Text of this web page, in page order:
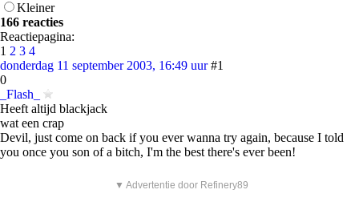
Kleiner
166 reacties
Reactiepagina:
1 2 3 4
donderdag 11 september 2003, 16:49 uur #1
0
_Flash_
Heeft altijd blackjack
wat een crap
Devil, just come on back if you ever wanna try again, because I told
you once you son of a bitch, I'm the best there's ever been!
▼ Advertentie door Refinery89